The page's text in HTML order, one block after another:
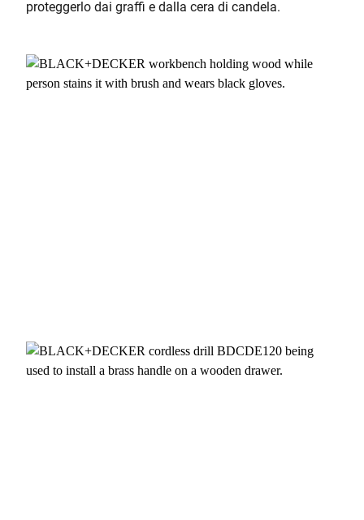
proteggerlo dai graffi e dalla cera di candela.